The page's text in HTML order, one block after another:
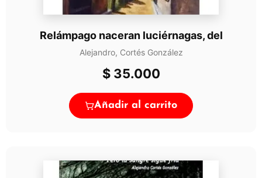
Relámpago naceran luciérnagas, del
Alejandro, Cortés González
$35.000
Añadir al carrito